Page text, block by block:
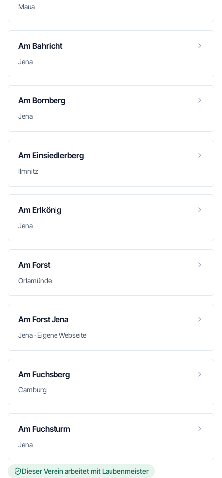
Maua
Am Bahricht
Jena
Am Bornberg
Jena
Am Einsiedlerberg
Ilmnitz
Am Erlkönig
Jena
Am Forst
Orlamünde
Am Forst Jena
Jena · Eigene Webseite
Am Fuchsberg
Camburg
Am Fuchsturm
Jena
Dieser Verein arbeitet mit Laubenmeister